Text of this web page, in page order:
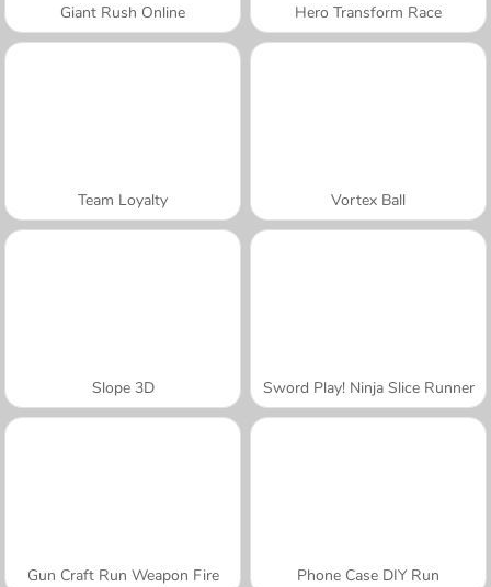
Giant Rush Online Hero Transform Race
Team Loyalty Vortex Ball
Slope 3D Sword Play! Ninja Slice Runner
Gun Craft Run Weapon Fire Phone Case DIY Run